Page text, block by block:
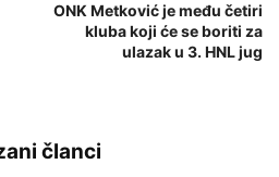
ONK Metković je među četiri
kluba koji će se boriti za
ulazak u 3. HNL jug
članci